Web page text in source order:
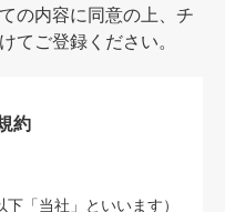
の内容に同意の上、チ
てご登録ください。
約
「当社」といいます）